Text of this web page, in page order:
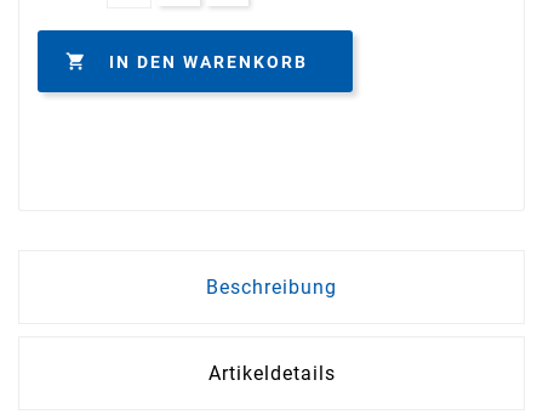
 IN DEN WARENKORB
Beschreibung
Artikeldetails